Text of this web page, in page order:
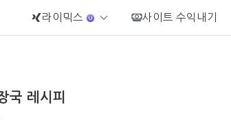
라이믹스 사이트 수익내기
국 레시피
북5